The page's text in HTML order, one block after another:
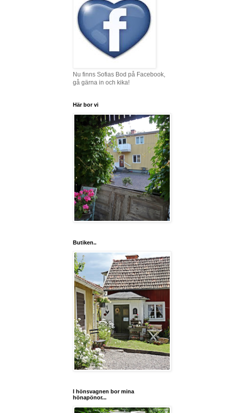
Nu finns Sofias Bod på Facebook,
gå gärna in och kika!
Här bor vi
Butiken..
I hönsvagnen bor mina
hönapönor...